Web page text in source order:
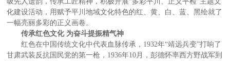
化建设活动，用赋予平川地域文化特色的红、黄、白、蓝、黑绘就了
一幅亮丽多彩的正义画卷。
传承红色文化 为奋斗提振精气神
红色在中国传统文化中代表血脉传承，1932年“靖远兵变”打响了
甘肃武装反抗国民党的第一枪，1936年10月，彭德怀率西方野战军到